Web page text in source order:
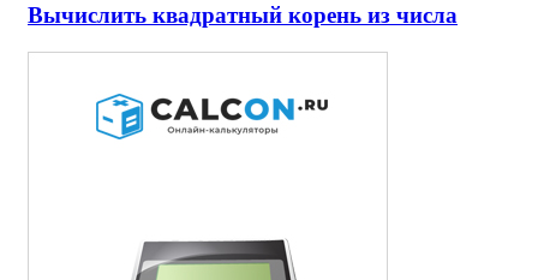
Вычислить квадратный корень из числа